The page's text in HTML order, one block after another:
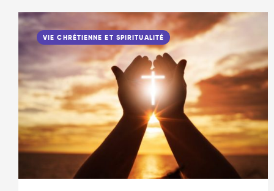
VIE CHRÉTIENNE ET SPIRITUALITÉ